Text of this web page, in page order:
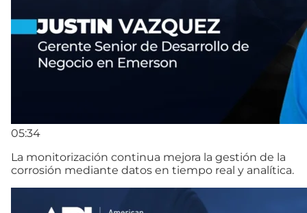
05:34
La monitorización continua mejora la gestión de la
corrosión mediante datos en tiempo real y analítica.